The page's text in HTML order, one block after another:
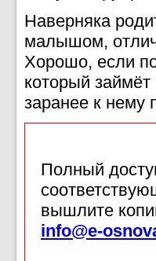
Наверняка
малышом,
Хорошо, если
который
заранее к нему
Полный
вышлите
info@e-